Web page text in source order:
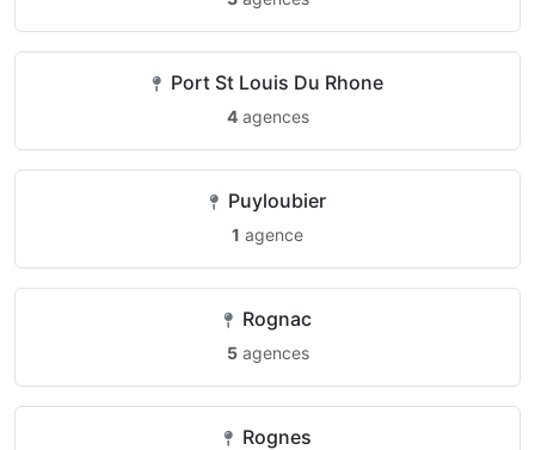
Port St Louis Du Rhone
4agences
Puyloubier
1 agence
Rognac
5agences
Rognes